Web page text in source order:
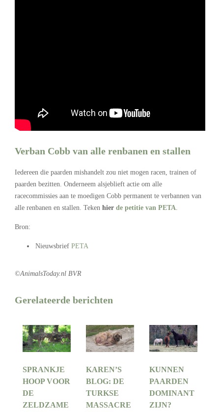
Verban Cobb van alle renbanen en stallen
Iedereen die paarden mishandelt zou niet mogen racen, trainen of
paarden bezitten. Onderneem alsjeblieft actie om alle
racecommissies aan te moedigen Cobb permanent te verbannen van
alle renbanen en stallen. Teken hier de petitie van PETA
Bron:
Nieuwsbrief PETA
©AnimalsToday.nl BVR
Gerelateerde berichten
SPRANKJE
HOOP VOOR
DE
ZELDZAME
KAREN’S
BLOG: DE
TURKSE
MASSACRE
KUNNEN
PAARDEN
DOMINANT
ZIJN?